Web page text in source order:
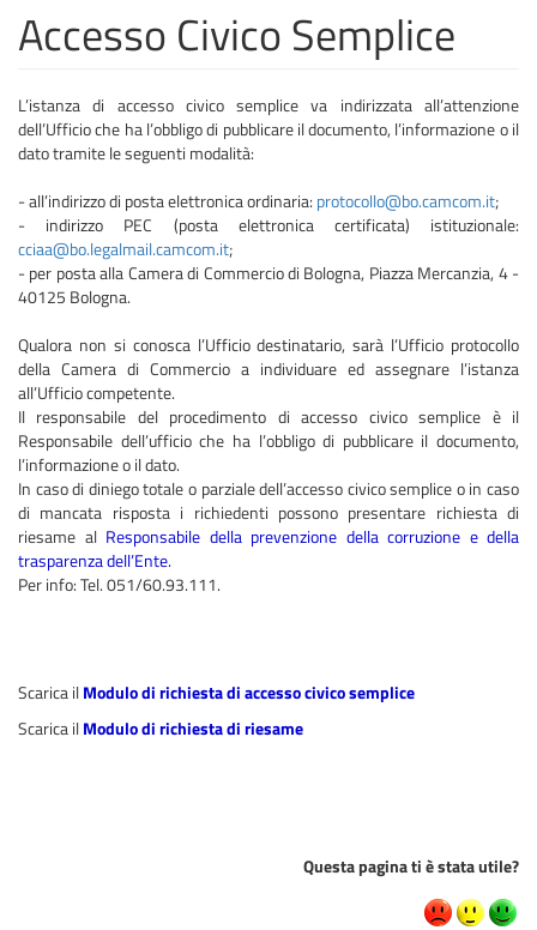
Accesso Civico Semplice
L’istanza di accesso civico semplice va indirizzata all’attenzione
dell’Ufficio che ha l’obbligo di pubblicare il documento, l’informazione o il
dato tramite le seguenti modalità:
- all’indirizzo di posta elettronica ordinaria: protocollo@bo.camcom.it;
- indirizzo PEC (posta elettronica certificata) istituzionale:
cciaa@bo.legalmail.camcom.it;
- per posta alla Camera di Commercio di Bologna, Piazza Mercanzia, 4 -
40125 Bologna.
Qualora non si conosca l’Ufficio destinatario, sarà l’Ufficio protocollo
della Camera di Commercio a individuare ed assegnare l’istanza
all’Ufficio competente.
Il responsabile del procedimento di accesso civico semplice è il
Responsabile dell’ufficio che ha l’obbligo di pubblicare il documento,
l’informazione o il dato.
In caso di diniego totale o parziale dell’accesso civico semplice o in caso
di mancata risposta i richiedenti possono presentare richiesta di
riesame al Responsabile della prevenzione della corruzione e della
trasparenza dell’Ente.
Per info: Tel. 051/60.93.111.
Scarica ilModulo di richiesta di accesso civico semplice
Scarica ilModulo di richiesta di riesame
Questa pagina ti è stata utile?